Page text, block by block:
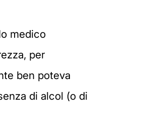
medico
per
ben poteva
di alcol (o di